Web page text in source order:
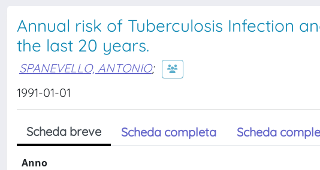
Annual risk of Tuberculosis Infection
the last 20 years.
SPANEVELLO, ANTONIO;
1991-01-01
Scheda breve Scheda completa Scheda
Anno